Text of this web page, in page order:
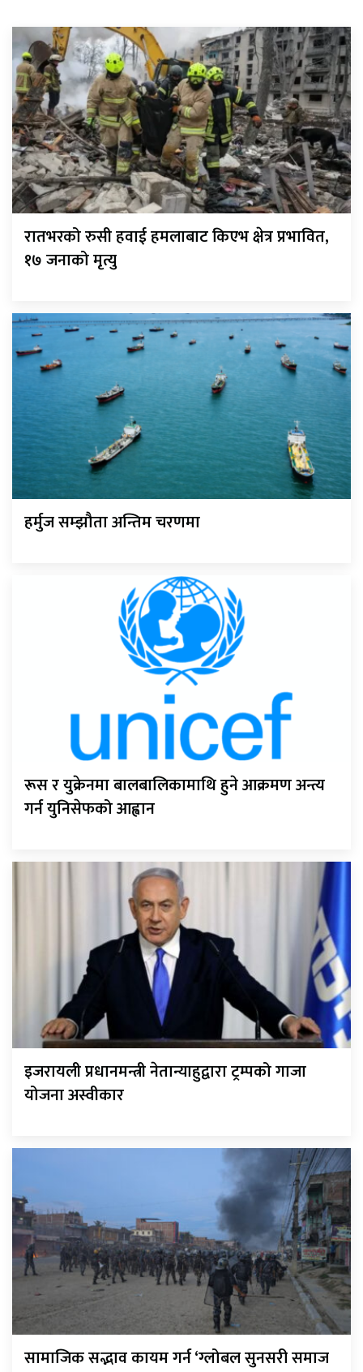
रातभरको रुसी हवाई हमलाबाट किएभ क्षेत्र प्रभावित,
१७ जनाको मृत्यु
हर्मुज सम्झौता अन्तिम चरणमा
रूस र युक्रेनमा बालबालिकामाथि हुने आक्रमण अन्त्य
गर्न युनिसेफको आह्वान
इजरायली प्रधानमन्त्री नेतान्याहुद्वारा ट्रम्पको गाजा
योजना अस्वीकार
सामाजिक सद्भाव कायम गर्न ‘ग्लोबल सुनसरी समाज